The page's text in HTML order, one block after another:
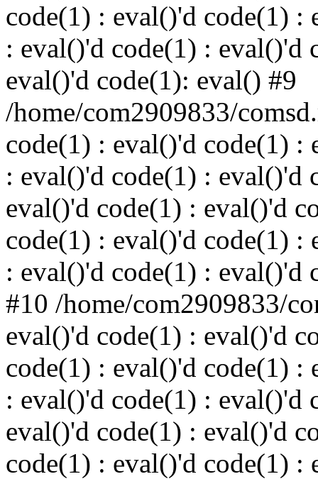
code(1) : eval()'d code(1) :
: eval()'d code(1) : eval()'d
eval()'d code(1): eval() #9
/home/com2909833/
code(1) : eval()'d code(1) :
: eval()'d code(1) : eval()'d
eval()'d code(1) : eval()'d
code(1) : eval()'d code(1) :
: eval()'d code(1) : eval()'d
#10 /home/com2909833/
eval()'d code(1) : eval()'d
code(1) : eval()'d code(1) :
: eval()'d code(1) : eval()'d
eval()'d code(1) : eval()'d
code(1) : eval()'d code(1) :